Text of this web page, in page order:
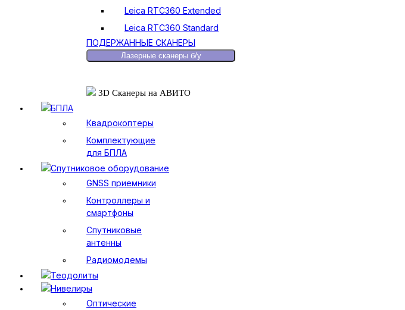
Leica RTC360 Extended
Leica RTC360 Standard
ПОДЕРЖАННЫЕ СКАНЕРЫ
Лазерные сканеры б/у
3D Сканеры на АВИТО
БПЛА
Квадрокоптеры
Комплектующие
для БПЛА
Спутниковое оборудование
GNSS приемники
Контроллеры и
смартфоны
Спутниковые
антенны
Радиомодемы
Теодолиты
Нивелиры
Оптические